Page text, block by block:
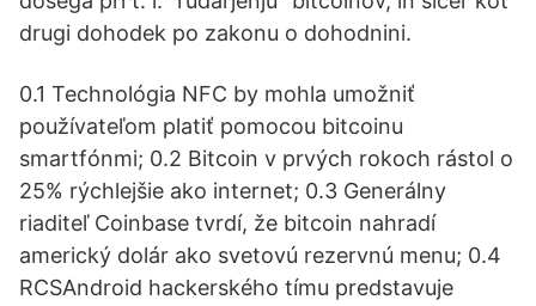
drugi dohodek po zakonu o dohodnini.
0.1 Technológia NFC by mohla umožniť
používateľom platiť pomocou bitcoinu
smartfónmi; 0.2 Bitcoin v prvých rokoch rástol o
25% rýchlejšie ako internet; 0.3 Generálny
riaditeľ Coinbase tvrdí, že bitcoin nahradí
americký dolár ako svetovú rezervnú menu; 0.4
RCSAndroid hackerského tímu predstavuje